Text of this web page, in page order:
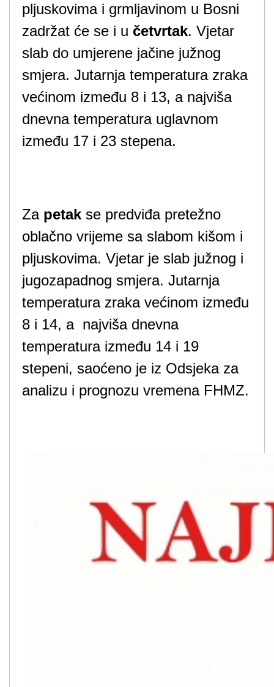
pljuskovima i grmljavinom u Bosni
zadržat će se i u četvrtak. Vjetar
slab do umjerene jačine južnog
smjera. Jutarnja temperatura zraka
većinom između 8 i 13, a najviša
dnevna temperatura uglavnom
između 17 i 23 stepena.
Za petak se predviđa pretežno
oblačno vrijeme sa slabom kišom i
pljuskovima. Vjetar je slab južnog i
jugozapadnog smjera. Jutarnja
temperatura zraka većinom između
8 i 14, a najviša dnevna
temperatura između 14 i 19
stepeni, saoćeno je iz Odsjeka za
analizu i prognozu vremena FHMZ.